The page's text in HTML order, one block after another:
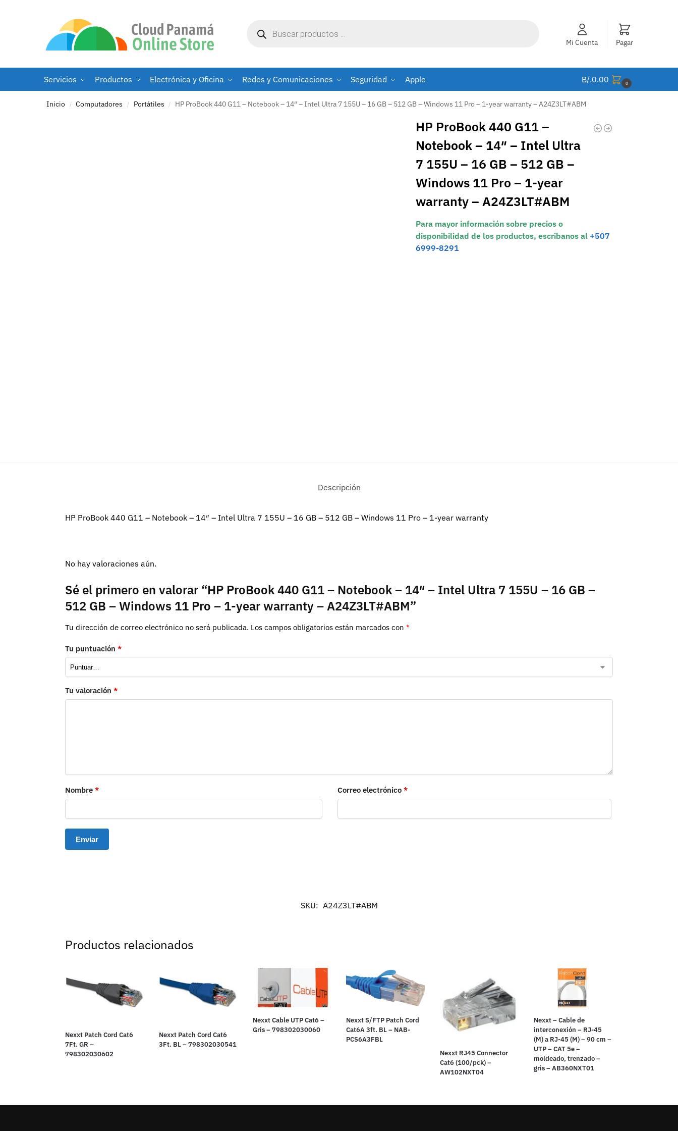
Mi Cuenta Pagar
Servicios Productos Electrónica y Oficina Redes y Comunicaciones Seguridad Apple B/.0.00 0
Inicio / Computadores / Portátiles / HP ProBook 440 G11 – Notebook – 14″ – Intel Ultra 7 155U – 16 GB – 512 GB – Windows 11 Pro – 1-year warranty – A24Z3LT#ABM
HP ProBook 440 G11 –
Notebook – 14″ – Intel Ultra
7 155U – 16 GB – 512 GB –
Windows 11 Pro – 1-year
warranty – A24Z3LT#ABM
Para mayor información sobre precios o
disponibilidad de los productos, escribanos al +507
6999-8291
Descripción
HP ProBook 440 G11 – Notebook – 14″ – Intel Ultra 7 155U – 16 GB – 512 GB – Windows 11 Pro – 1-year warranty
No hay valoraciones aún.
Sé el primero en valorar “HP ProBook 440 G11 – Notebook – 14″ – Intel Ultra 7 155U – 16 GB –
512 GB – Windows 11 Pro – 1-year warranty – A24Z3LT#ABM”
Tu dirección de correo electrónico no será publicada. Los campos obligatorios están marcados con *
Tu puntuación *
Tu valoración *
Nombre * Correo electrónico *
SKU: A24Z3LT#ABM
Productos relacionados
Nexxt Patch Cord Cat6
7Ft. GR –
798302030602
Nexxt Patch Cord Cat6
3Ft. BL – 798302030541
Nexxt Cable UTP Cat6 –
Gris – 798302030060
Nexxt S/FTP Patch Cord
Cat6A 3ft. BL – NAB-
PCS6A3FBL
Nexxt RJ45 Connector
Cat6 (100/pck) –
AW102NXT04
Nexxt – Cable de
interconexión – RJ-45
(M) a RJ-45 (M) – 90 cm –
UTP – CAT 5e –
moldeado, trenzado –
gris – AB360NXT01